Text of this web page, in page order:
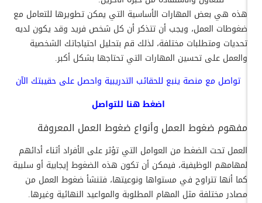
هذه هي بعض المهارات الأساسية التي يمكن تطويرها للتعامل مع
ضغوطات العمل، ويجب أن تتذكر أن كل شخص فريد وقد يكون لديه
تحديات ومتطلبات مختلفة، لذلك قم بتحليل احتياجاتك الشخصية
والعمل على تحسين المهارات التي تحتاجها بشكل أكبر.
تواصل مع منصة ينبع للحقائب التدريبية واحصل على حقيبتك الآن
اضغطهناللتواصل
مفهوم ضغوط العمل وأنواع ضغوط العمل المعروفة
العمل تحت الضغط من العوامل التي تؤثر على الأفراد أثناء أدائهم
لمهامهم الوظيفية، فيمكن أن تكون هذه الضغوط إيجابية أو سلبية
كما أنها تتراوح في مستواها ونوعيتها، فتنشأ ضغوط العمل من
مصادر مختلفة مثل المهام المطلوبة والمواعيد النهائية وغيرها.